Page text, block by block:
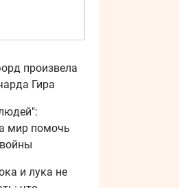
произвела
Гира
мир помочь
и лука не